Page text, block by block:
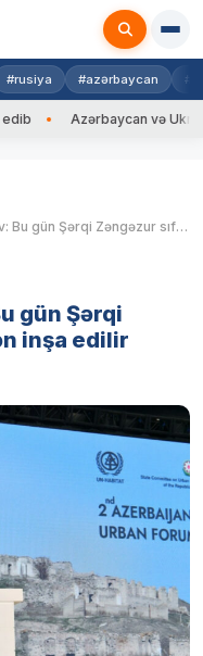
#rusiya #azərbaycan
Azərbaycan və Ukrayna XİN
Prezident İlham Əliyev: Bu gün Şərqi Zəngəzur sıfırdan yenidən inşa edilir
gün Şərqi
inşa edilir